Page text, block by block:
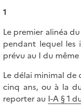
1
Le premier alinéa
pendant lequel les
prévu au I du
Le délai minimal de
cinq ans, ou à la
reporter au I-A § 1